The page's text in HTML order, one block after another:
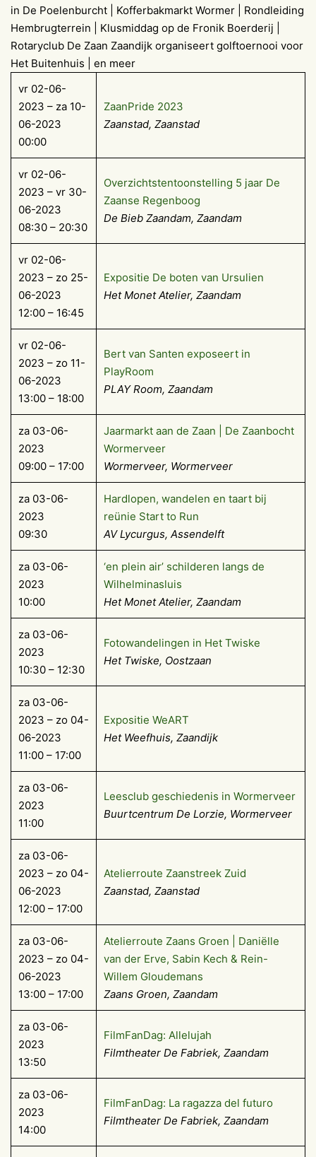
in De Poelenburcht | Kofferbakmarkt Wormer | Rondleiding
Hembrugterrein | Klusmiddag op de Fronik Boerderij |
Rotaryclub De Zaan Zaandijk organiseert golftoernooi voor
Het Buitenhuis | en meer
vr 02-06-
2023 – za 10-
06-2023
00:00
ZaanPride 2023
Zaanstad, Zaanstad
vr 02-06-
2023 – vr 30-
06-2023
08:30 – 20:30
Overzichtstentoonstelling 5 jaar De
Zaanse Regenboog
De Bieb Zaandam, Zaandam
vr 02-06-
2023 – zo 25-
06-2023
12:00 – 16:45
Expositie De boten van Ursulien
Het Monet Atelier, Zaandam
vr 02-06-
2023 – zo 11-
06-2023
13:00 – 18:00
Bert van Santen exposeert in
PlayRoom
PLAY Room, Zaandam
za 03-06-
2023
09:00 – 17:00
Jaarmarkt aan de Zaan | De Zaanbocht
Wormerveer
Wormerveer, Wormerveer
za 03-06-
2023
09:30
Hardlopen, wandelen en taart bij
reünie Start to Run
AV Lycurgus, Assendelft
za 03-06-
2023
10:00
‘en plein air’ schilderen langs de
Wilhelminasluis
Het Monet Atelier, Zaandam
za 03-06-
2023
10:30 – 12:30
Fotowandelingen in Het Twiske
Het Twiske, Oostzaan
za 03-06-
2023 – zo 04-
06-2023
11:00 – 17:00
Expositie WeART
Het Weefhuis, Zaandijk
za 03-06-
2023
11:00
Leesclub geschiedenis in Wormerveer
Buurtcentrum De Lorzie, Wormerveer
za 03-06-
2023 – zo 04-
06-2023
12:00 – 17:00
Atelierroute Zaanstreek Zuid
Zaanstad, Zaanstad
za 03-06-
2023 – zo 04-
06-2023
13:00 – 17:00
Atelierroute Zaans Groen | Daniëlle
van der Erve, Sabin Kech & Rein-
Willem Gloudemans
Zaans Groen, Zaandam
za 03-06-
2023
13:50
FilmFanDag: Allelujah
Filmtheater De Fabriek, Zaandam
za 03-06-
2023
14:00
FilmFanDag: La ragazza del futuro
Filmtheater De Fabriek, Zaandam